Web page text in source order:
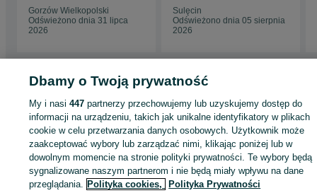
Gorzów Wielkopolski
Odświeżono dnia 31 lipca
2026
Sulęcin
Odświeżono dnia 05 sierpnia
2026
- Lubuskie
Więźby i podbitki - Gorzów Wielkopolski
KATEGORIA
ID:807795037 Wyświetlenia:
Dbamy o Twoją prywatność
My i nasi447 partnerzy przechowujemy lub uzyskujemy dostęp do
informacji na urządzeniu, takich jak unikalne identyfikatory w plikach
cookie w celu przetwarzania danych osobowych. Użytkownik może
zaakceptować wybory lub zarządzać nimi, klikając poniżej lub w
dowolnym momencie na stronie polityki prywatności. Te wybory będą
sygnalizowane naszym partnerom i nie będą miały wpływu na dane
przeglądania. Polityka cookies, Polityka Prywatności